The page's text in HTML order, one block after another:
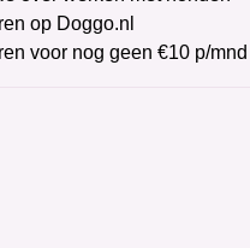
op Doggo.nl
voor nog geen €10 p/mnd